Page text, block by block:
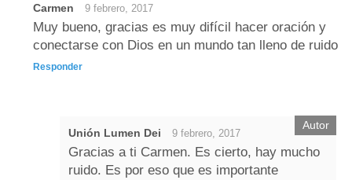
Carmen 9 febrero, 2017
Muy bueno, gracias es muy difícil hacer oración y
conectarse con Dios en un mundo tan lleno de ruido
Responder
Unión Lumen Dei 9 febrero, 2017
Gracias a ti Carmen. Es cierto, hay mucho
ruido. Es por eso que es importante